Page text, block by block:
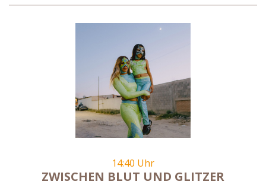
14:40 Uhr
ZWISCHEN BLUT UND GLITZER